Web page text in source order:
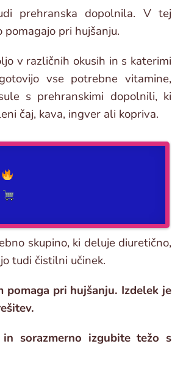
prehranska dopolnila. V tej
pri hujšanju.
v različnih okusih in s katerimi
vse potrebne vitamine,
s prehranskimi dopolnili, ki
čaj, kava, ingver ali kopriva.
skupino, ki deluje diuretično,
tudi čistilni učinek.
pri hujšanju. Izdelek je
sorazmerno izgubite težo s